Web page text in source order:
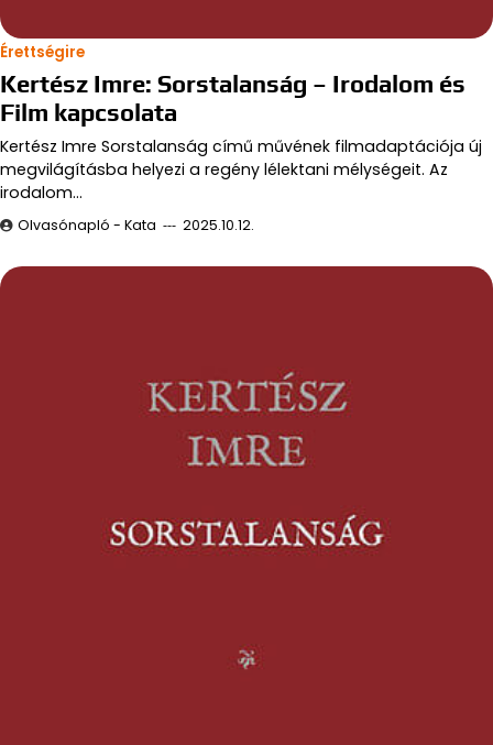
Érettségire
Kertész Imre: Sorstalanság – Irodalom és
Film kapcsolata
Kertész Imre Sorstalanság című művének filmadaptációja új
megvilágításba helyezi a regény lélektani mélységeit. Az
irodalom…
Olvasónapló - Kata 2025.10.12.